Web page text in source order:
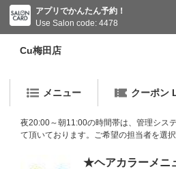
アプリでかんたん予約！
Use Salon code: 4478
Cu梅田店
メニュー クーポン
夜20:00～朝11:00の時間帯は、管理シス
て頂いております。ご希望の担当者を選択
★ヘアカラーメニ